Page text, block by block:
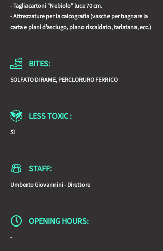
- Tagliacartoni "Nebiolo" luce 70 cm.
- Attrezzature per la calcografia (vasche per bagnare la
carta e piani d’asciugo, piano riscaldato, tarlatana, ecc.)
BITES:
SOLFATO DI RAME, PERCLORURO FERRICO
LESS TOXIC :
Sì
STAFF:
Umberto Giovannini - Direttore
OPENING HOURS:
-